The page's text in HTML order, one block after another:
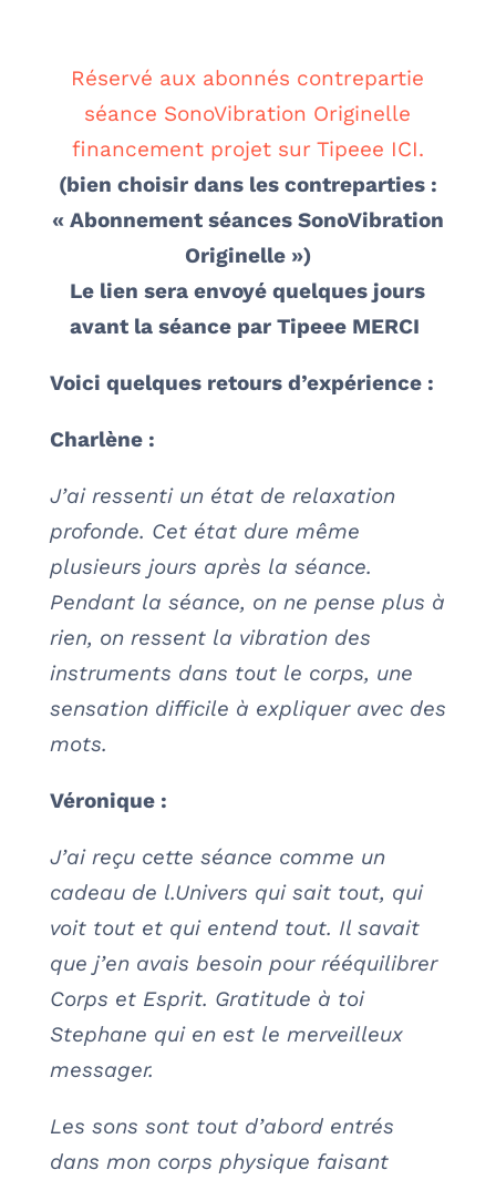
Réservé aux abonnés contrepartie
séance SonoVibration Originelle
financement projet sur Tipeee ICI.
(bien choisir dans les contreparties :
« Abonnement séances SonoVibration
Originelle »)
Le lien sera envoyé quelques jours
avant la séance par Tipeee MERCI
Voici quelques retours d’expérience :
Charlène :
J’ai ressenti un état de relaxation
profonde. Cet état dure même
plusieurs jours après la séance.
Pendant la séance, on ne pense plus à
rien, on ressent la vibration des
instruments dans tout le corps, une
sensation difficile à expliquer avec des
mots.
Véronique :
J’ai reçu cette séance comme un
cadeau de l.Univers qui sait tout, qui
voit tout et qui entend tout. Il savait
que j’en avais besoin pour rééquilibrer
Corps et Esprit. Gratitude à toi
Stephane qui en est le merveilleux
messager.
Les sons sont tout d’abord entrés
dans mon corps physique faisant